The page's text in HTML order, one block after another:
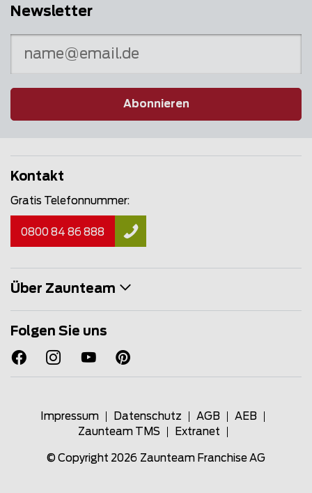
Newsletter
Abonnieren
Kontakt
Gratis Telefonnummer:
0800 84 86 888
Über Zaunteam
Folgen Sie uns
Impressum Datenschutz AGB
AEB
Zaunteam TMS
Extranet
© Copyright 2026 Zaunteam Franchise AG